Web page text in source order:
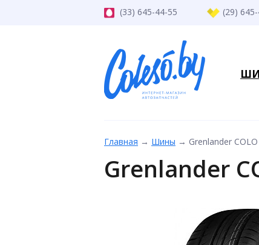
(33) 645-44-55 (29)
Главная → Шины → Grenlander
Grenlander